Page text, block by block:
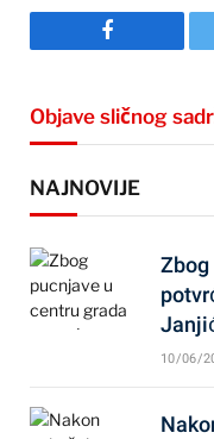
Facebook
Objave sličnog
NAJNOVIJE
Zbog
10/06/